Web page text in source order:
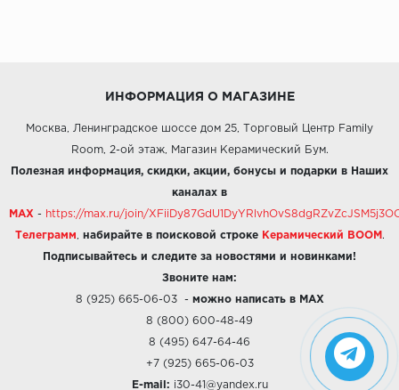
ИНФОРМАЦИЯ О МАГАЗИНЕ
Москва, Ленинградское шоссе дом 25, Торговый Центр Family
Room, 2-ой этаж, Магазин Керамический Бум.
Полезная информация, скидки, акции, бонусы и подарки в Наших
каналах в
MAX - https://max.ru/join/
Телеграмм набирайте в поисковой строке Керамический BOOM .
Подписывайтесь и следите за новостями и новинками!
Звоните нам:
8 (925) 665-06-03- можно написать в MAX
8 (800) 600-48-49
8 (495) 647-64-46
+7 (925) 665-06-03
E-mail: i30-41@yandex.ru